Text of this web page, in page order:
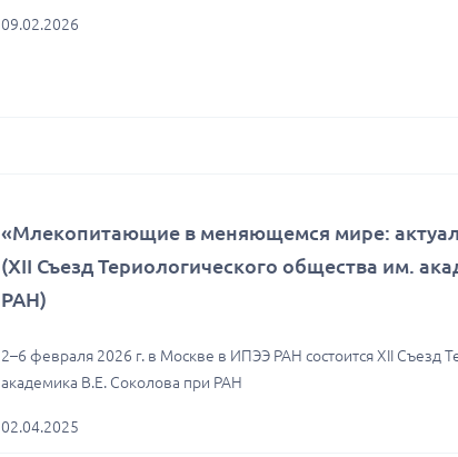
09.02.2026
«Млекопитающие в меняющемся мире:
(XII Съезд Териологического общества им.
РАН)
2–6 февраля 2026 г. в Москве в ИПЭЭ РАН состоится XII Съезд
академика В.Е. Соколова при РАН
02.04.2025